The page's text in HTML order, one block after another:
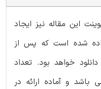
این مقاله نیز ایجاد
شده است که پس از
خواهد بود. تعداد
این پاورپوینت 20 می باشد و آماده ارائه در